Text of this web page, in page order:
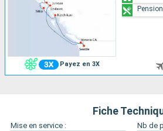
Payez en 3X
Fiche
Mise en service :
Nb de